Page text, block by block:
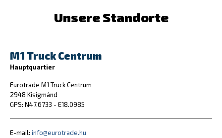
Unsere Standorte
M1 Truck Centrum
Hauptquartier
Eurotrade M1 Truck Centrum
2948 Kisigmánd
GPS: N47.6733 - E18.0985
E-mail: info@eurotrade.hu